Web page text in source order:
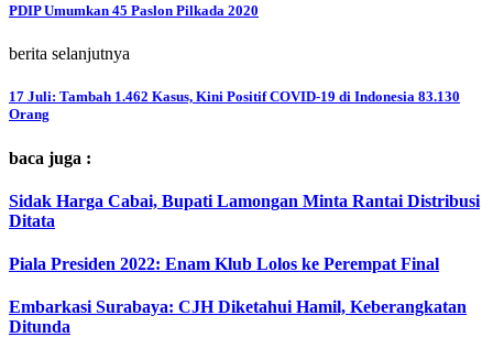
PDIP Umumkan 45 Paslon Pilkada 2020
berita selanjutnya
17 Juli: Tambah 1.462 Kasus, Kini Positif COVID-19 di Indonesia 83.130
Orang
baca juga :
Sidak Harga Cabai, Bupati Lamongan Minta Rantai Distribusi
Ditata
Piala Presiden 2022: Enam Klub Lolos ke Perempat Final
Embarkasi Surabaya: CJH Diketahui Hamil, Keberangkatan
Ditunda